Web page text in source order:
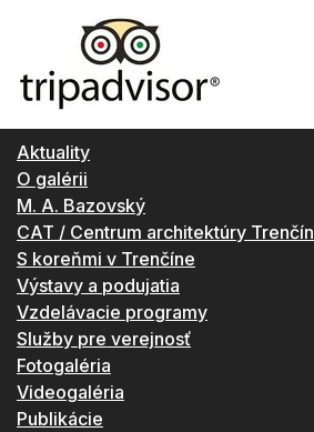
Aktuality
O galérii
M. A. Bazovský
CAT / Centrum architektúry Trenčín
S koreňmi v Trenčíne
Výstavy a podujatia
Vzdelávacie programy
Služby pre verejnosť
Fotogaléria
Videogaléria
Publikácie